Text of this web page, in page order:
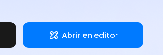
Abrir en editor